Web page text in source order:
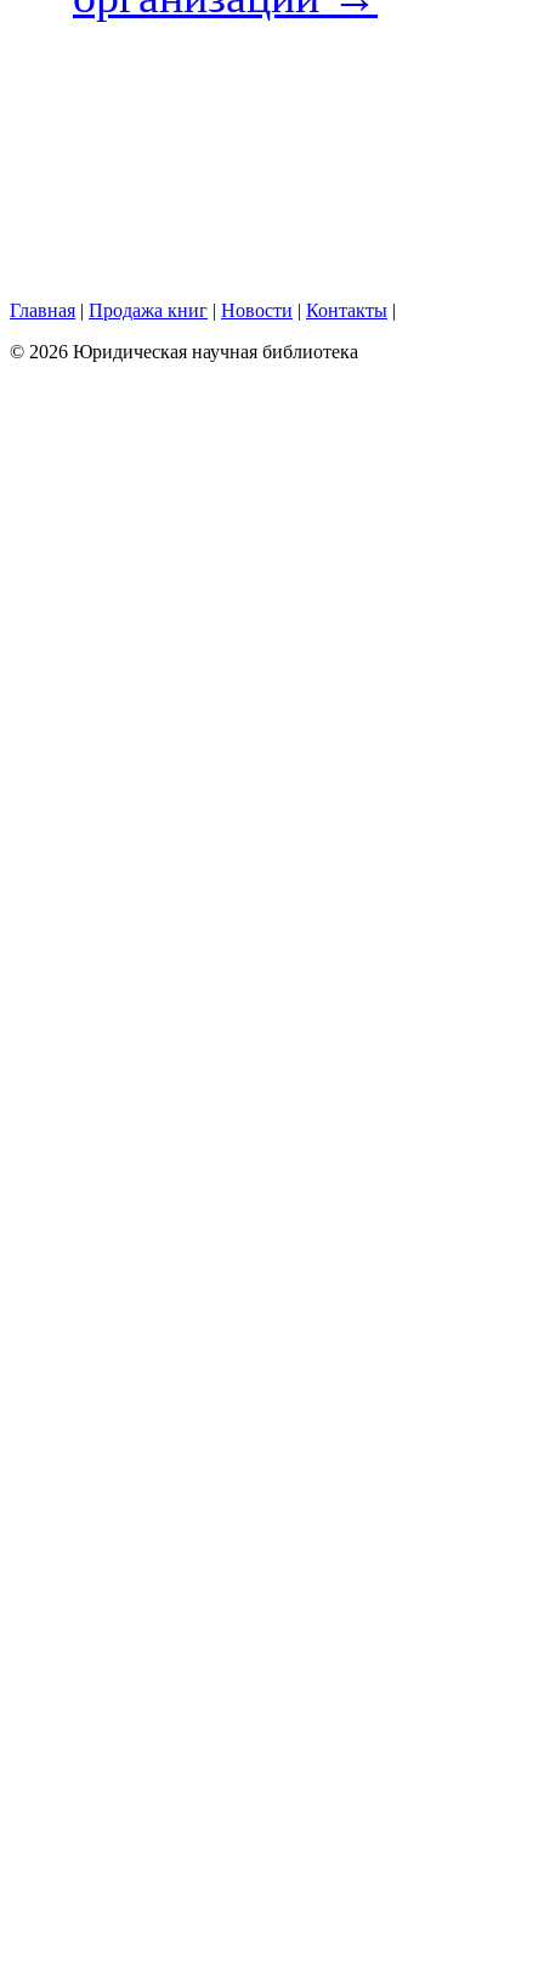
Главная | Продажа книг | Новости | Контакты |
© 2026 Юридическая научная библиотека